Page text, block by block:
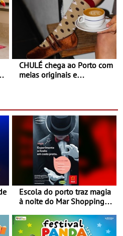
CHULÉ chega ao Porto com
meias originais e
Shopping
Escola do porto traz magia
à noite do Mar Shopping
29 de abril, às 21h00